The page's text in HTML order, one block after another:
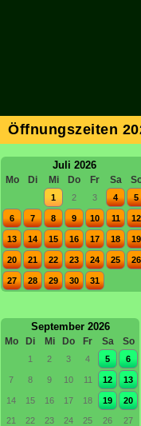
Öffnungszeiten
Juli 2026
Mo Di Mi Do Fr Sa
1 2 3 4 5
6 7 8 9 10 11 12
13 14 15 16 17 18 19
20 21 22 23 24 25 26
27 28 29 30 31
September 2026
Mo Di Mi Do Fr Sa So
1 2 3 4 5 6
7 8 9 10 11 12 13
14 15 16 17 18 19 20
21 22 23 24 25 26 27